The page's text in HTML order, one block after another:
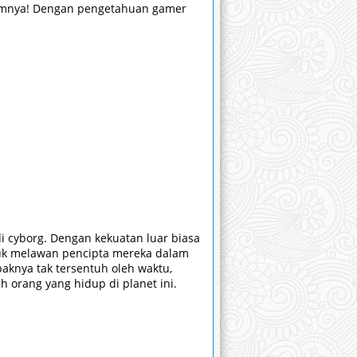
Dengan pengetahuan gamer
Dengan kekuatan luar biasa
melawan pencipta mereka dalam
tak tersentuh oleh waktu,
orang yang hidup di planet ini.